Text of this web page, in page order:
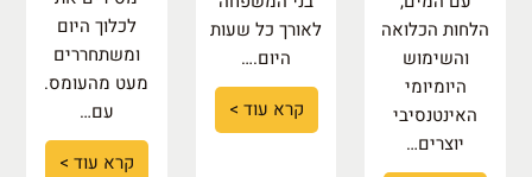
הלחות הכלואה
והשימוש
היומיומי
האינטנסיבי
יוצרים…
לאורך כל שעות
היום.…
קרא עוד >
לכלוך היום
ומשתחררים
מעט מהעומס.
עם…
קרא עוד >